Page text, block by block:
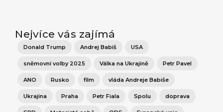
Nejvíce vás zajímá
Donald Trump Andrej Babiš USA
sněmovní volby 2025 Válka na Ukrajině Petr Pavel
ANO Rusko film vláda Andreje Babiše
Ukrajina Praha Petr Fiala Spolu doprava